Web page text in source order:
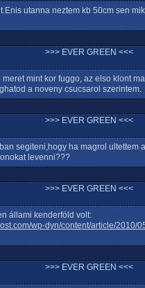
utanna neztem kb 50cm sen
>>> EVER GREEN <<<
mint kor fuggo, az elso klont
a noveny csucsarol szerintem.
>>> EVER GREEN <<<
segiteni,hogy ha magrol ultettem
levenni???
>>> EVER GREEN <<<
állami kenderföld volt:
wp-dyn/content/article/2010/
>>> EVER GREEN <<<